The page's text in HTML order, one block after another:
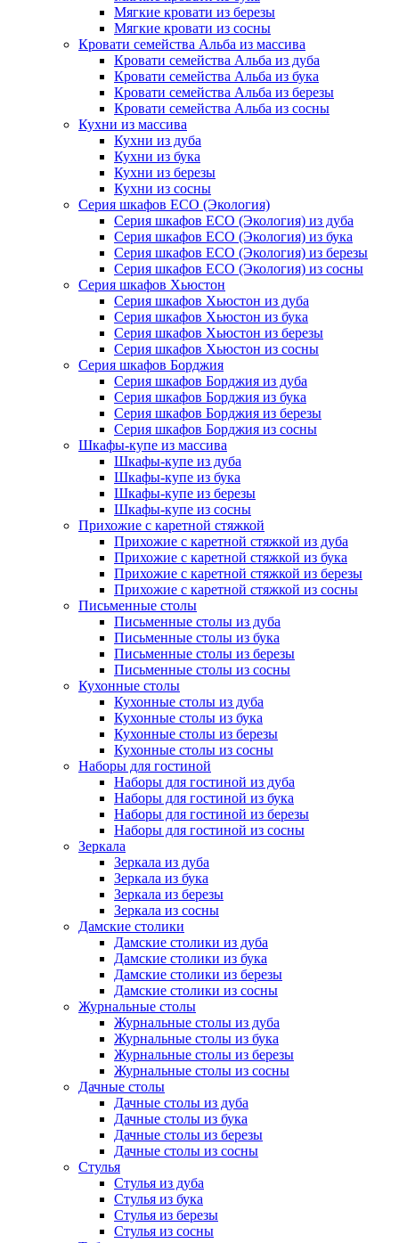
Мягкие кровати из березы
Мягкие кровати из сосны
Кровати семейства Альба из массива
Кровати семейства Альба из дуба
Кровати семейства Альба из бука
Кровати семейства Альба из березы
Кровати семейства Альба из сосны
Кухни из массива
Кухни из дуба
Кухни из бука
Кухни из березы
Кухни из сосны
Серия шкафов ECO (Экология)
Серия шкафов ECO (Экология) из дуба
Серия шкафов ECO (Экология) из бука
Серия шкафов ECO (Экология) из березы
Серия шкафов ECO (Экология) из сосны
Серия шкафов Хьюстон
Серия шкафов Хьюстон из дуба
Серия шкафов Хьюстон из бука
Серия шкафов Хьюстон из березы
Серия шкафов Хьюстон из сосны
Серия шкафов Борджия
Серия шкафов Борджия из дуба
Серия шкафов Борджия из бука
Серия шкафов Борджия из березы
Серия шкафов Борджия из сосны
Шкафы-купе из массива
Шкафы-купе из дуба
Шкафы-купе из бука
Шкафы-купе из березы
Шкафы-купе из сосны
Прихожие с каретной стяжкой
Прихожие с каретной стяжкой из дуба
Прихожие с каретной стяжкой из бука
Прихожие с каретной стяжкой из березы
Прихожие с каретной стяжкой из сосны
Письменные столы
Письменные столы из дуба
Письменные столы из бука
Письменные столы из березы
Письменные столы из сосны
Кухонные столы
Кухонные столы из дуба
Кухонные столы из бука
Кухонные столы из березы
Кухонные столы из сосны
Наборы для гостиной
Наборы для гостиной из дуба
Наборы для гостиной из бука
Наборы для гостиной из березы
Наборы для гостиной из сосны
Зеркала
Зеркала из дуба
Зеркала из бука
Зеркала из березы
Зеркала из сосны
Дамские столики
Дамские столики из дуба
Дамские столики из бука
Дамские столики из березы
Дамские столики из сосны
Журнальные столы
Журнальные столы из дуба
Журнальные столы из бука
Журнальные столы из березы
Журнальные столы из сосны
Дачные столы
Дачные столы из дуба
Дачные столы из бука
Дачные столы из березы
Дачные столы из сосны
Стулья
Стулья из дуба
Стулья из бука
Стулья из березы
Стулья из сосны